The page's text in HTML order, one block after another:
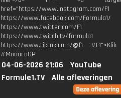
href="https://www.instagram.com/F1
https://www.facebook.com/Formula1/
https://www.twitter.com/F1
https://www.twitch.tv/formula1
https://www.tiktok.com/@f1
#MonacoGP
04-06-2026 21:06
YouTube
Formule1.TV
Alle afleveringen